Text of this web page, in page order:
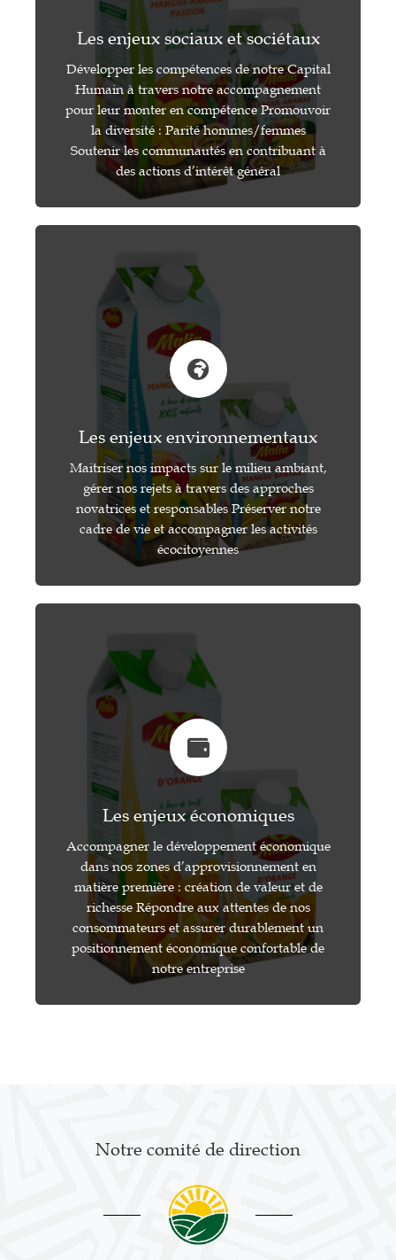
Les enjeux sociaux et sociétaux
Développer les compétences de notre Capital
Humain à travers notre accompagnement
pour leur monter en compétence Promouvoir
la diversité : Parité hommes/femmes
Soutenir les communautés en contribuant à
des actions d’intérêt général
Les enjeux environnementaux
Maitriser nos impacts sur le milieu ambiant,
gérer nos rejets à travers des approches
novatrices et responsables Préserver notre
cadre de vie et accompagner les activités
écocitoyennes
Les enjeux économiques
Accompagner le développement économique
dans nos zones d’approvisionnement en
matière première : création de valeur et de
richesse Répondre aux attentes de nos
consommateurs et assurer durablement un
positionnement économique confortable de
notre entreprise
Notre comité de direction